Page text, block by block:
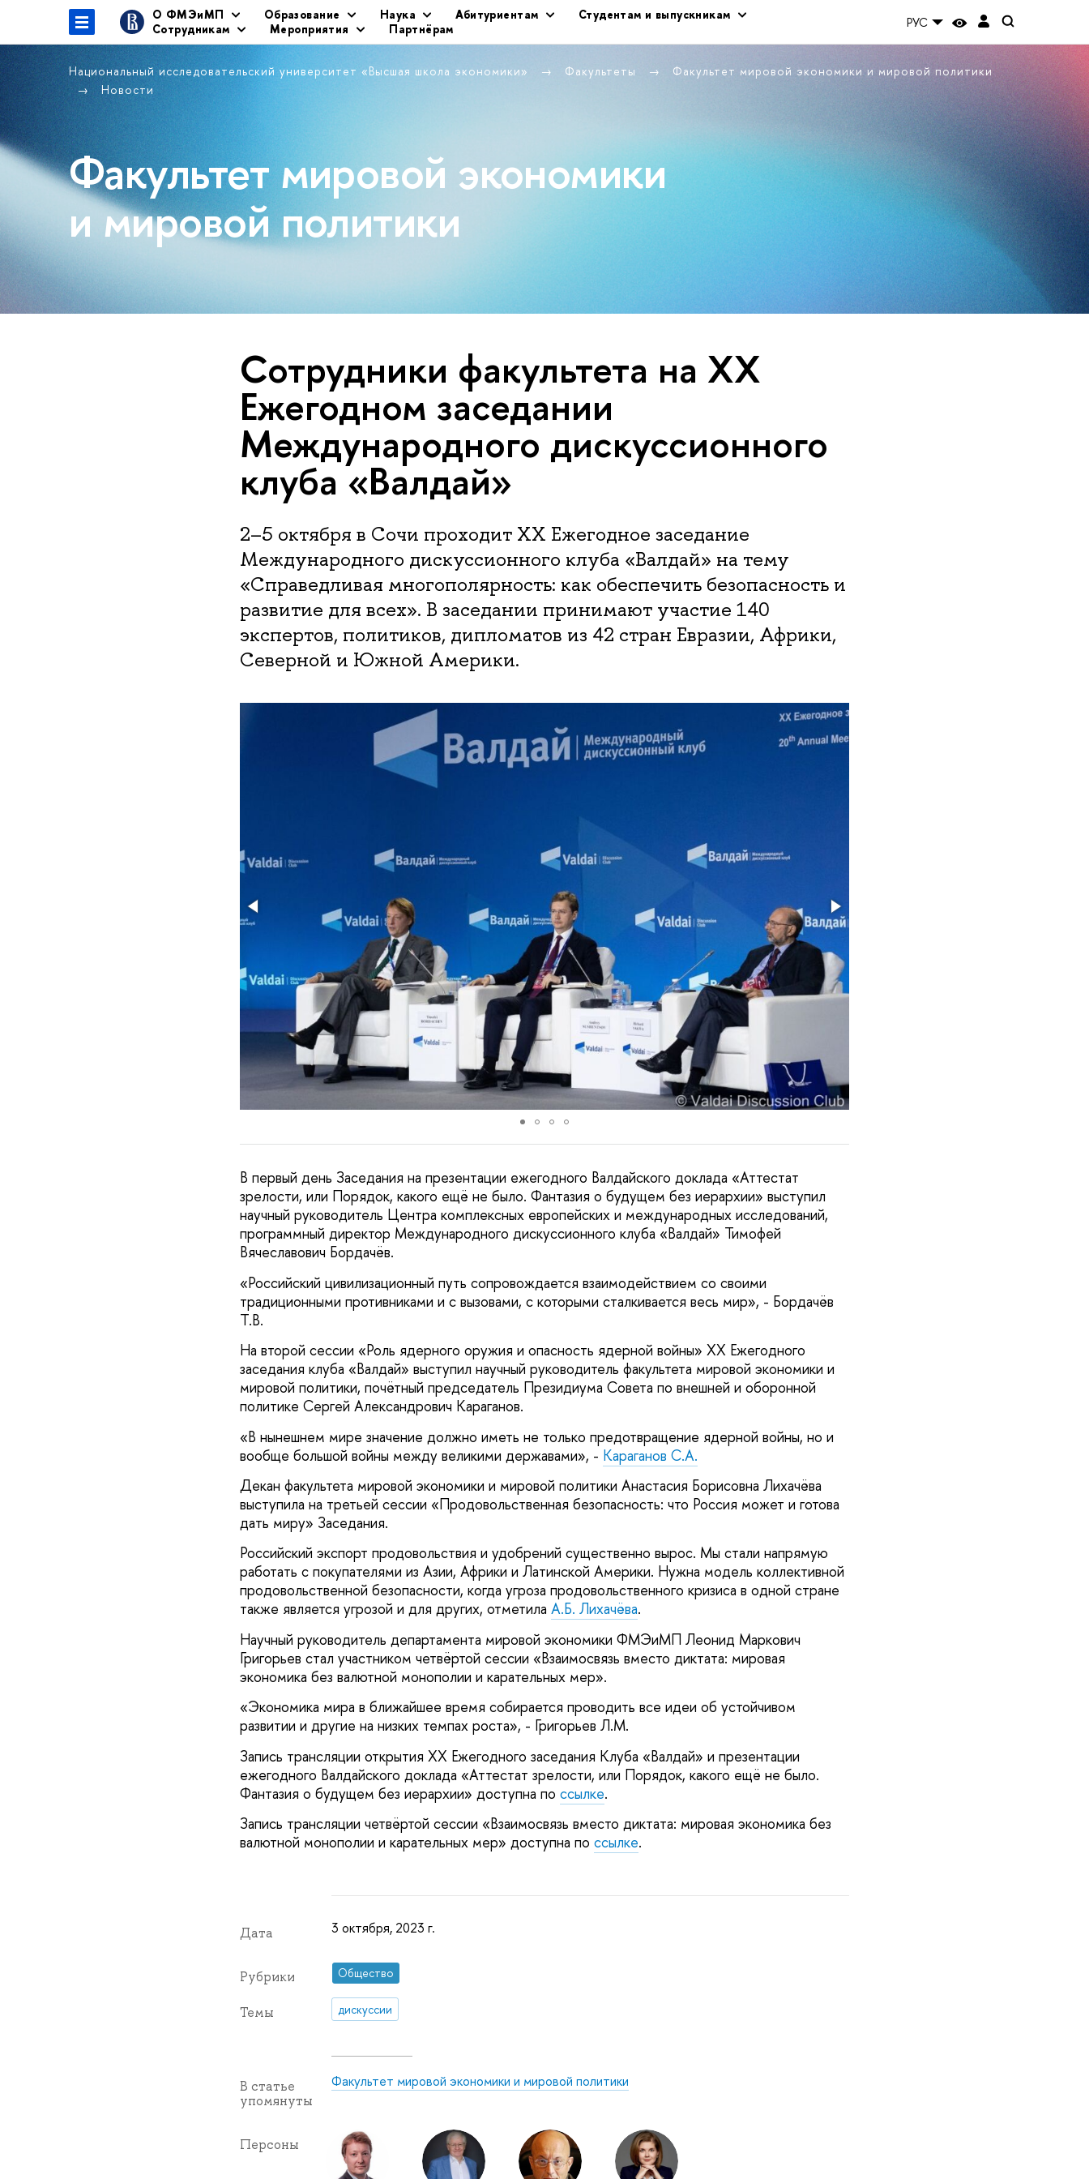
О ФМЭиМП Образование Наука Абитуриентам
Студентам и выпускникам
Сотрудникам
Мероприятия Партнёрам РУС
Национальный исследовательский университет «Высшая школа экономики» Факультеты
Факультет мировой экономики и мировой политики
Новости
Факультет мировой экономики
и мировой политики
Сотрудники факультета на XX
Ежегодном заседании
Международного дискуссионного
клуба «Валдай»
2–5 октября в Сочи проходит XX Ежегодное заседание
Международного дискуссионного клуба «Валдай» на тему
«Справедливая многополярность: как обеспечить безопасность и
развитие для всех». В заседании принимают участие 140
экспертов, политиков, дипломатов из 42 стран Евразии, Африки,
Северной и Южной Америки.
В первый день Заседания на презентации ежегодного Валдайского доклада «Аттестат
зрелости, или Порядок, какого ещё не было. Фантазия о будущем без иерархии» выступил
научный руководитель Центра комплексных европейских и международных исследований,
программный директор Международного дискуссионного клуба «Валдай» Тимофей
Вячеславович Бордачёв.
«Российский цивилизационный путь сопровождается взаимодействием со своими
традиционными противниками и с вызовами, с которыми сталкивается весь мир», - Бордачёв
Т.В.
На второй сессии «Роль ядерного оружия и опасность ядерной войны» XX Ежегодного
заседания клуба «Валдай» выступил научный руководитель факультета мировой экономики и
мировой политики, почётный председатель Президиума Совета по внешней и оборонной
политике Сергей Александрович Караганов.
«В нынешнем мире значение должно иметь не только предотвращение ядерной войны, но и
вообще большой войны между великими державами», - Караганов С.А.
Декан факультета мировой экономики и мировой политики Анастасия Борисовна Лихачёва
выступила на третьей сессии «Продовольственная безопасность: что Россия может и готова
дать миру» Заседания.
Российский экспорт продовольствия и удобрений существенно вырос. Мы стали напрямую
работать с покупателями из Азии, Африки и Латинской Америки. Нужна модель коллективной
продовольственной безопасности, когда угроза продовольственного кризиса в одной стране
также является угрозой и для других, отметила А.Б. Лихачёва.
Научный руководитель департамента мировой экономики ФМЭиМП Леонид Маркович
Григорьев стал участником четвёртой сессии «Взаимосвязь вместо диктата: мировая
экономика без валютной монополии и карательных мер».
«Экономика мира в ближайшее время собирается проводить все идеи об устойчивом
развитии и другие на низких темпах роста», - Григорьев Л.М.
Запись трансляции открытия XX Ежегодного заседания Клуба «Валдай» и презентации
ежегодного Валдайского доклада «Аттестат зрелости, или Порядок, какого ещё не было.
Фантазия о будущем без иерархии» доступна по ссылке.
Запись трансляции четвёртой сессии «Взаимосвязь вместо диктата: мировая экономика без
валютной монополии и карательных мер» доступна по ссылке.
Дата 3 октября, 2023 г.
Рубрики Общество
Темы дискуссии
В статье
упомянуты
Факультет мировой экономики и мировой политики
Персоны